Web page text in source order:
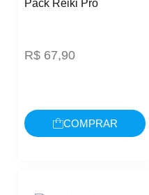
Pack Reiki Pro
R$ 67,90
COMPRAR